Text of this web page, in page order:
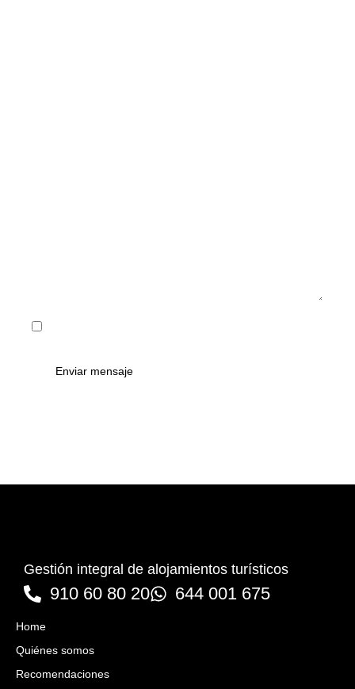
Enviar mensaje
Gestión integral de alojamientos turísticos
910 60 80 20 644 001 675
Home
Quiénes somos
Recomendaciones